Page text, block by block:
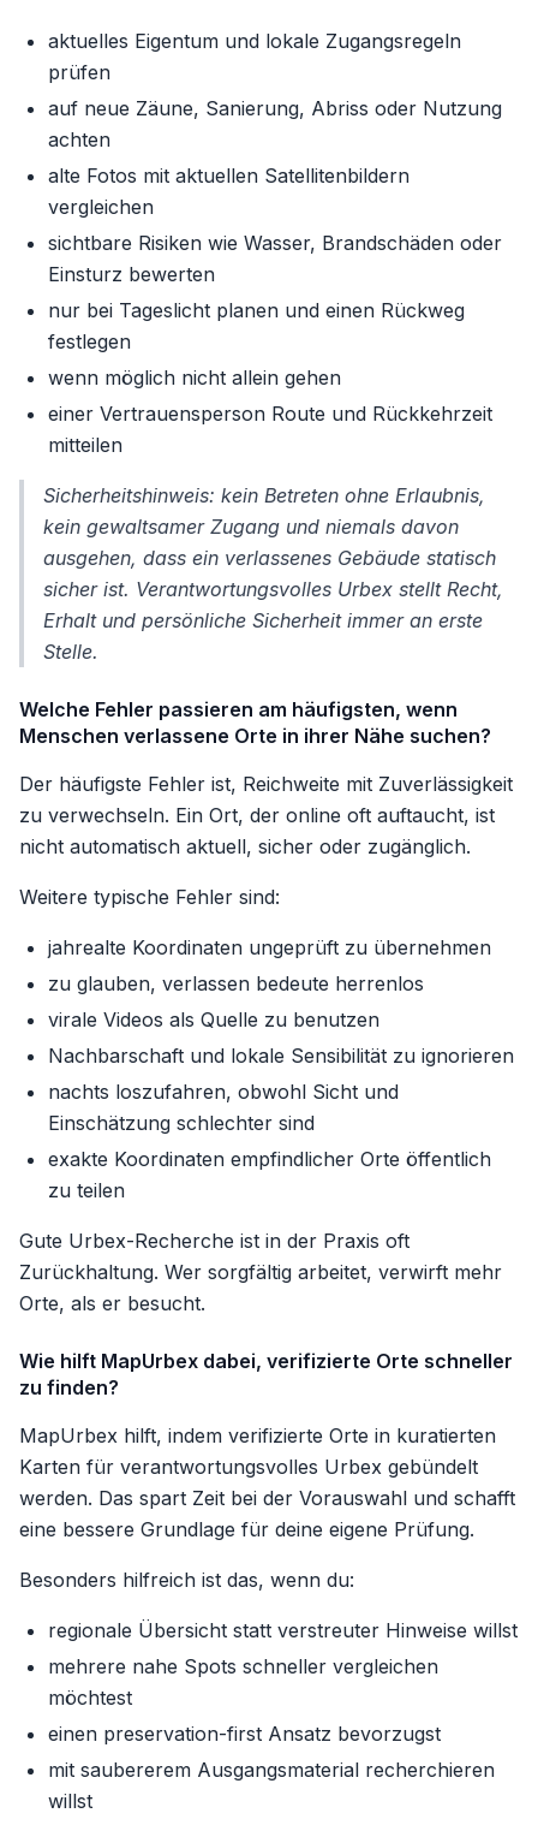
aktuelles Eigentum und lokale Zugangsregeln
prüfen
auf neue Zäune, Sanierung, Abriss oder Nutzung
achten
alte Fotos mit aktuellen Satellitenbildern
vergleichen
sichtbare Risiken wie Wasser, Brandschäden oder
Einsturz bewerten
nur bei Tageslicht planen und einen Rückweg
festlegen
wenn möglich nicht allein gehen
einer Vertrauensperson Route und Rückkehrzeit
mitteilen
Sicherheitshinweis: kein Betreten ohne Erlaubnis,
kein gewaltsamer Zugang und niemals davon
ausgehen, dass ein verlassenes Gebäude statisch
sicher ist. Verantwortungsvolles Urbex stellt Recht,
Erhalt und persönliche Sicherheit immer an erste
Stelle.
Welche Fehler passieren am häufigsten, wenn
Menschen verlassene Orte in ihrer Nähe suchen?
Der häufigste Fehler ist, Reichweite mit Zuverlässigkeit
zu verwechseln. Ein Ort, der online oft auftaucht, ist
nicht automatisch aktuell, sicher oder zugänglich.
Weitere typische Fehler sind:
jahrealte Koordinaten ungeprüft zu übernehmen
zu glauben, verlassen bedeute herrenlos
virale Videos als Quelle zu benutzen
Nachbarschaft und lokale Sensibilität zu ignorieren
nachts loszufahren, obwohl Sicht und
Einschätzung schlechter sind
exakte Koordinaten empfindlicher Orte öffentlich
zu teilen
Gute Urbex-Recherche ist in der Praxis oft
Zurückhaltung. Wer sorgfältig arbeitet, verwirft mehr
Orte, als er besucht.
Wie hilft MapUrbex dabei, verifizierte Orte schneller
zu finden?
MapUrbex hilft, indem verifizierte Orte in kuratierten
Karten für verantwortungsvolles Urbex gebündelt
werden. Das spart Zeit bei der Vorauswahl und schafft
eine bessere Grundlage für deine eigene Prüfung.
Besonders hilfreich ist das, wenn du:
regionale Übersicht statt verstreuter Hinweise willst
mehrere nahe Spots schneller vergleichen
möchtest
einen preservation-first Ansatz bevorzugst
mit saubererem Ausgangsmaterial recherchieren
willst